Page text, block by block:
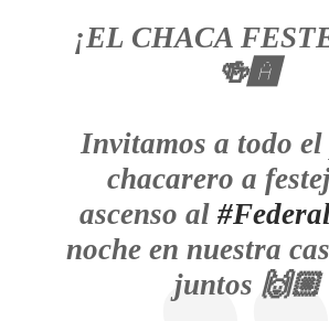
¡EL CHACA
🍻🅰️
Invitamos a todo el
chacarero a
ascenso al
noche en nuestra
juntos 🙌🏼